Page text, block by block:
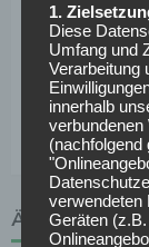
Weitere News
deutschen
ÄHNLICHE
1.
Diese
Umfang und
Verarbeitung
innerhalb
verbundenen
(nachfolgend
verwendeten
Geräten